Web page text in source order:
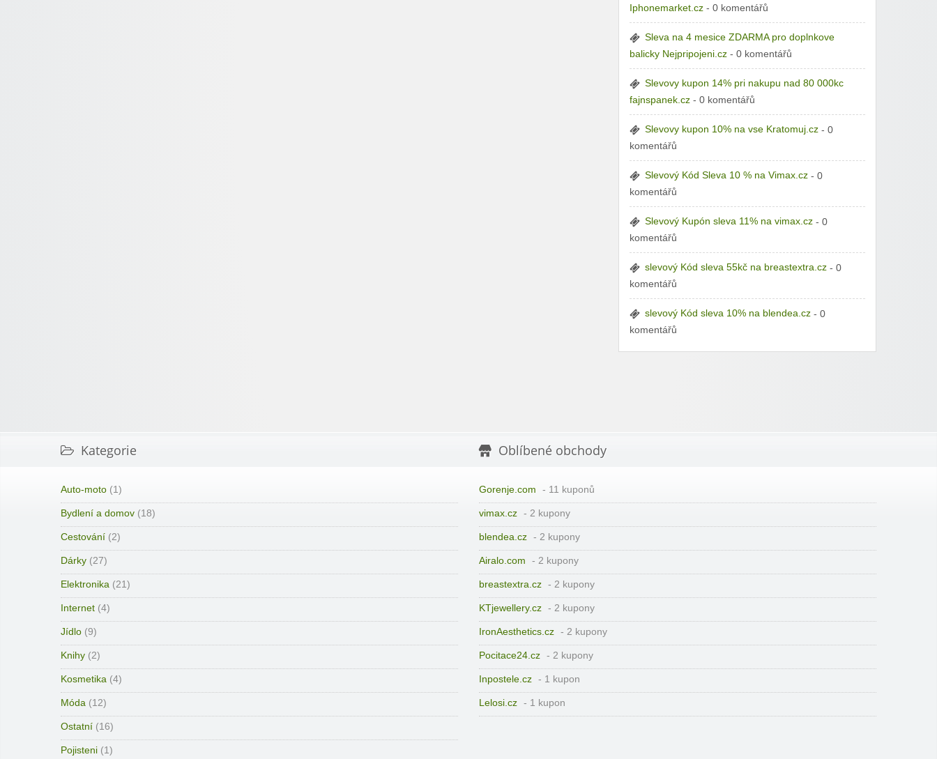
Iphonemarket.cz - 0 komentářů
Sleva na 4 mesice ZDARMA pro doplnkove
balicky Nejpripojeni.cz - 0 komentářů
Slevovy kupon 14% pri nakupu nad 80 000kc
fajnspanek.cz - 0 komentářů
Slevovy kupon 10% na vse Kratomuj.cz - 0
komentářů
Slevový Kód Sleva 10 % na Vimax.cz - 0
komentářů
Slevový Kupón sleva 11% na vimax.cz - 0
komentářů
slevový Kód sleva 55kč na breastextra.cz - 0
komentářů
slevový Kód sleva 10% na blendea.cz - 0
komentářů
Kategorie
Auto-moto (1)
Bydlení a domov (18)
Cestování (2)
Dárky (27)
Elektronika (21)
Internet (4)
Jídlo (9)
Knihy (2)
Kosmetika (4)
Móda (12)
Ostatní (16)
Pojisteni (1)
Oblíbené obchody
Gorenje.com - 11 kuponů
vimax.cz - 2 kupony
blendea.cz - 2 kupony
Airalo.com - 2 kupony
breastextra.cz - 2 kupony
KTjewellery.cz - 2 kupony
IronAesthetics.cz - 2 kupony
Pocitace24.cz - 2 kupony
Inpostele.cz - 1 kupon
Lelosi.cz - 1 kupon